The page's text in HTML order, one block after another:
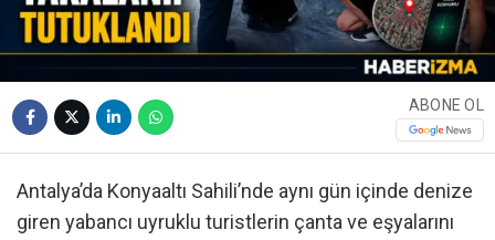
ABONE OL
Antalya’da Konyaaltı Sahili’nde aynı gün içinde denize
giren yabancı uyruklu turistlerin çanta ve eşyalarını